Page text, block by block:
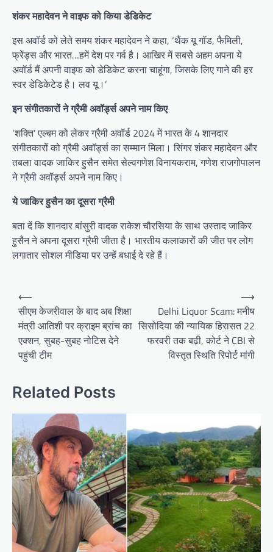
शंकर महादेवन ने वाइफ को किया डेडिकेट
इस अवॉर्ड को लेते समय शंकर महादेवन ने कहा, ‘थैंक यू गॉड, फैमिली,
फ्रेंड्स और भारत…हमें देश पर गर्व है। आखिर में सबसे अहम अपना ये
अवॉर्ड मैं अपनी वाइफ को डेडिकेट करना चाहूंगा, जिसके लिए गाने की हर
स्वर डेडिकेटेड है। लव यू।’
इन संगीतकारों ने ग्रैमी अवॉर्ड्स अपने नाम किए
‘शक्ति’ एल्बम को लेकर ग्रैमी अवॉर्ड 2024 में भारत के 4 शानदार
संगीतकारों को ग्रैमी अवॉर्ड्स का सम्मान मिला। सिंगर शंकर महादेवन और
तबला वादक जाकिर हुसैन समेत सेल्वगणेश विनायकराम, गणेश राजगोपालन
ने ग्रैमी अवॉर्ड्स अपने नाम किए।
ये जाकिर हुसैन का दूसरा ग्रैमी
बता दें कि शानदार बांसुरी वादक राकेश चौरसिया के साथ उस्ताद जाकिर
हुसैन ने अपना दूसरा ग्रैमी जीता है। भारतीय कलाकारों की जीत पर लोग
लगातार सोशल मीडिया पर उन्हें बधाई दे रहे हैं।
Post
navigation
⟵
सीएम केजरीवाल के बाद अब शिक्षा
मंत्री आतिशी पर क्राइम ब्रांच का
एक्शन, सुबह-सुबह नोटिस देने
पहुंची टीम
Delhi Liquor Scam: मनीष
सिसोदिया की न्यायिक हिरासत 22
फरवरी तक बढ़ी, कोर्ट ने CBI से
विस्तृत स्थिति रिपोर्ट मांगी
⟶
Related Posts